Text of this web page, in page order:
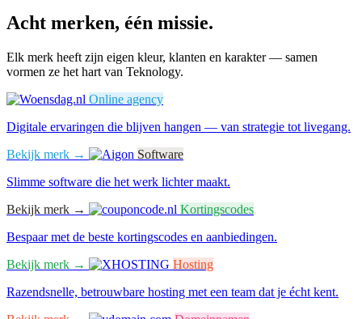
Acht merken, één missie.
Elk merk heeft zijn eigen kleur, klanten en karakter — samen
vormen ze het hart van Teknology.
Online agency
Digitale ervaringen die blijven hangen — van strategie tot livegang.
Bekijk merk →
Software
Slimme software die het werk lichter maakt.
Bekijk merk →
Kortingscodes
Bespaar met de beste kortingscodes en aanbiedingen.
Bekijk merk →
Hosting
Razendsnelle, betrouwbare hosting met een team dat je écht kent.